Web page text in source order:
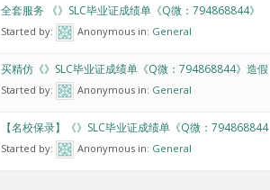
全套服务 《》SLC毕业证成绩单《Q微：794868844》
Started by: Anonymous in: General
买精仿《》SLC毕业证成绩单《Q微：794868844》造假
Started by: Anonymous in: General
【名校保录】《》SLC毕业证成绩单《Q微：794868844
Started by: Anonymous in: General